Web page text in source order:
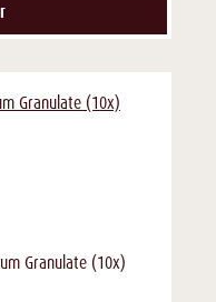
Granulate (10x)